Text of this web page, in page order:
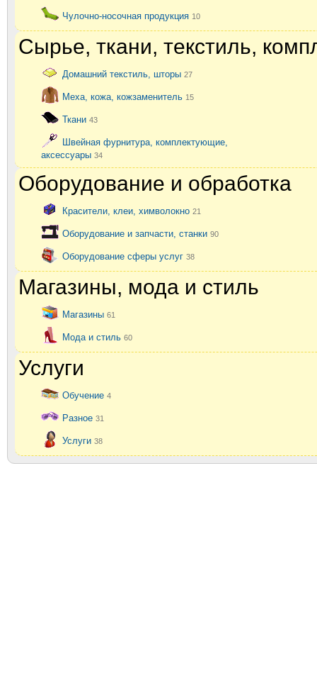
Чулочно-носочная продукция 10
Сырье, ткани, текстиль,
Домашний текстиль, шторы 27
Меха, кожа, кожзаменитель 15
Ткани 43
Швейная фурнитура, комплектующие,
аксессуары 34
Оборудование и обработка
Красители, клеи, химволокно 21
Оборудование и запчасти, станки 90
Оборудование сферы услуг 38
Магазины, мода и стиль
Магазины 61
Мода и стиль 60
Услуги
Обучение 4
Разное 31
Услуги 38